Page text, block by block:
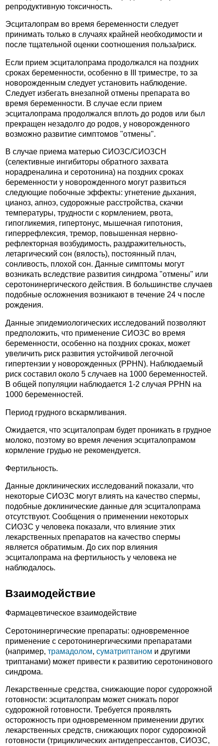
репродуктивную токсичность.
Эсциталопрам во время беременности следует
принимать только в случаях крайней необходимости и
после тщательной оценки соотношения польза/риск.
Если прием эсциталопрама продолжался на поздних
сроках беременности, особенно в III триместре, то за
новорожденным следует установить наблюдение.
Следует избегать внезапной отмены препарата во
время беременности. В случае если прием
эсциталопрама продолжался вплоть до родов или был
прекращен незадолго до родов, у новорожденного
возможно развитие симптомов "отмены".
В случае приема матерью СИОЗС/СИОЗСН
(селективные ингибиторы обратного захвата
норадреналина и серотонина) на поздних сроках
беременности у новорожденного могут развиться
следующие побочные эффекты: угнетение дыхания,
цианоз, апноэ, судорожные расстройства, скачки
температуры, трудности с кормлением, рвота,
гипогликемия, гипертонус, мышечная гипотония,
гиперрефлексия, тремор, повышенная нервно-
рефлекторная возбудимость, раздражительность,
летаргический сон (вялость), постоянный плач,
сонливость, плохой сон. Данные симптомы могут
возникать вследствие развития синдрома "отмены" или
серотонинергического действия. В большинстве случаев
подобные осложнения возникают в течение 24 ч после
рождения.
Данные эпидемиологических исследований позволяют
предположить, что применение СИОЗС во время
беременности, особенно на поздних сроках, может
увеличить риск развития устойчивой легочной
гипертензии у новорожденных (PPHN). Наблюдаемый
риск составил около 5 случаев на 1000 беременностей.
В общей популяции наблюдается 1-2 случая PPHN на
1000 беременностей.
Период грудного вскармливания.
Ожидается, что эсциталопрам будет проникать в грудное
молоко, поэтому во время лечения эсциталопрамом
кормление грудью не рекомендуется.
Фертильность.
Данные доклинических исследований показали, что
некоторые СИОЗС могут влиять на качество спермы,
подобные доклинические данные для эсциталопрама
отсутствуют. Сообщения о применении некоторых
СИОЗС у человека показали, что влияние этих
лекарственных препаратов на качество спермы
является обратимым. До сих пор влияния
эсциталопрама на фертильность у человека не
наблюдалось.
Взаимодействие
Фармацевтическое взаимодействие
Серотонинергические препараты: одновременное
применение с серотонинергическими препаратами
(например, трамадолом, суматриптаном и другими
триптанами) может привести к развитию серотонинового
синдрома.
Лекарственные средства, снижающие порог судорожной
готовности: эсциталопрам может снижать порог
судорожной готовности. Требуется проявлять
осторожность при одновременном применении других
лекарственных средств, снижающих порог судорожной
готовности (трициклических антидепрессантов, СИОЗС,